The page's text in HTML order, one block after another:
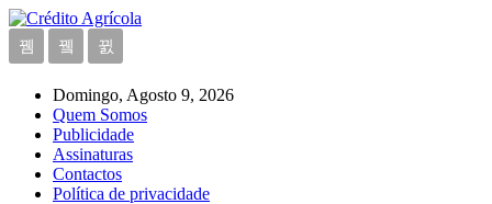
Domingo, Agosto 9, 2026
Quem Somos
Publicidade
Assinaturas
Contactos
Política de privacidade